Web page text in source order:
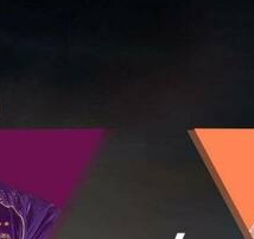
के 53वें मैच में कोलकाता
नहीं है और आज का मैच नहीं